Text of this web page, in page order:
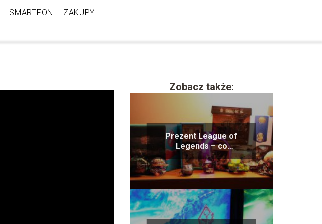
SMARTFON ZAKUPY
Zobacz także:
Prezent League of
Legends – co
podarować fanowi gry?